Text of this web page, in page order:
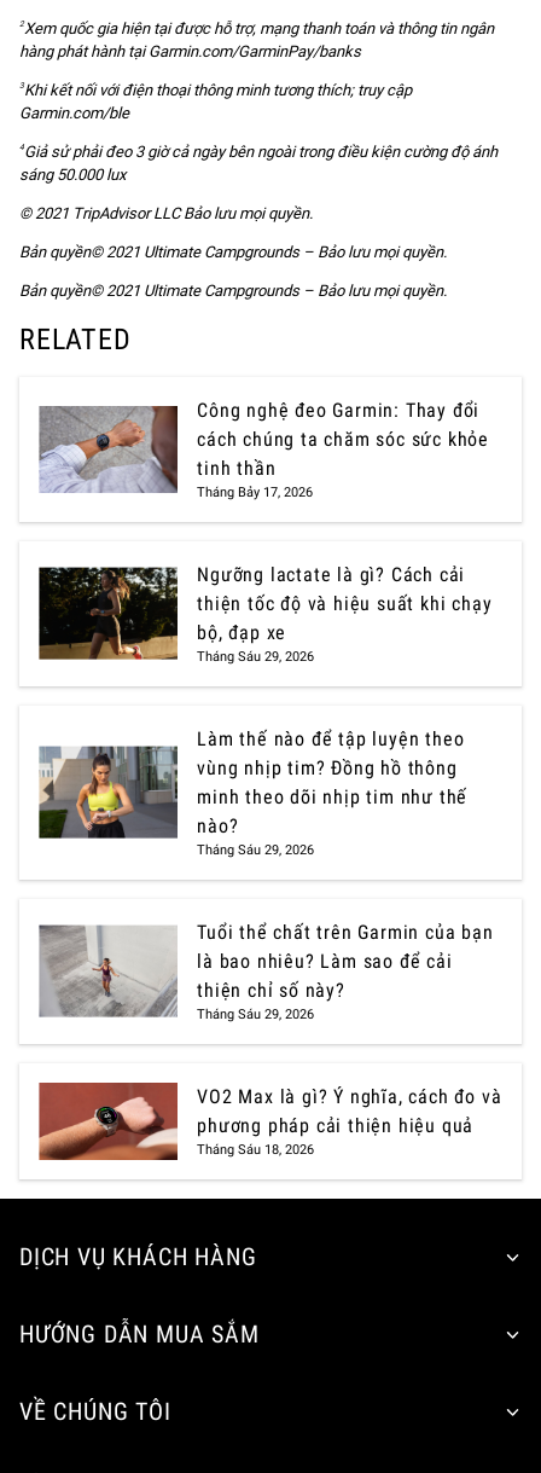
2Xem quốc gia hiện tại được hỗ trợ, mạng thanh toán và thông tin ngân
hàng phát hành tại Garmin.com/GarminPay/banks
3Khi kết nối với điện thoại thông minh tương thích; truy cập
Garmin.com/ble
4Giả sử phải đeo 3 giờ cả ngày bên ngoài trong điều kiện cường độ ánh
sáng 50.000 lux
© 2021 TripAdvisor LLC Bảo lưu mọi quyền.
Bản quyền© 2021 Ultimate Campgrounds – Bảo lưu mọi quyền.
Bản quyền© 2021 Ultimate Campgrounds – Bảo lưu mọi quyền.
RELATED
Công nghệ đeo Garmin: Thay đổi
cách chúng ta chăm sóc sức khỏe
tinh thần
Tháng Bảy 17, 2026
Ngưỡng lactate là gì? Cách cải
thiện tốc độ và hiệu suất khi chạy
bộ, đạp xe
Tháng Sáu 29, 2026
Làm thế nào để tập luyện theo
vùng nhịp tim? Đồng hồ thông
minh theo dõi nhịp tim như thế
nào?
Tháng Sáu 29, 2026
Tuổi thể chất trên Garmin của bạn
là bao nhiêu? Làm sao để cải
thiện chỉ số này?
Tháng Sáu 29, 2026
VO2 Max là gì? Ý nghĩa, cách đo và
phương pháp cải thiện hiệu quả
Tháng Sáu 18, 2026
DỊCH VỤ KHÁCH HÀNG
HƯỚNG DẪN MUA SẮM
VỀ CHÚNG TÔI